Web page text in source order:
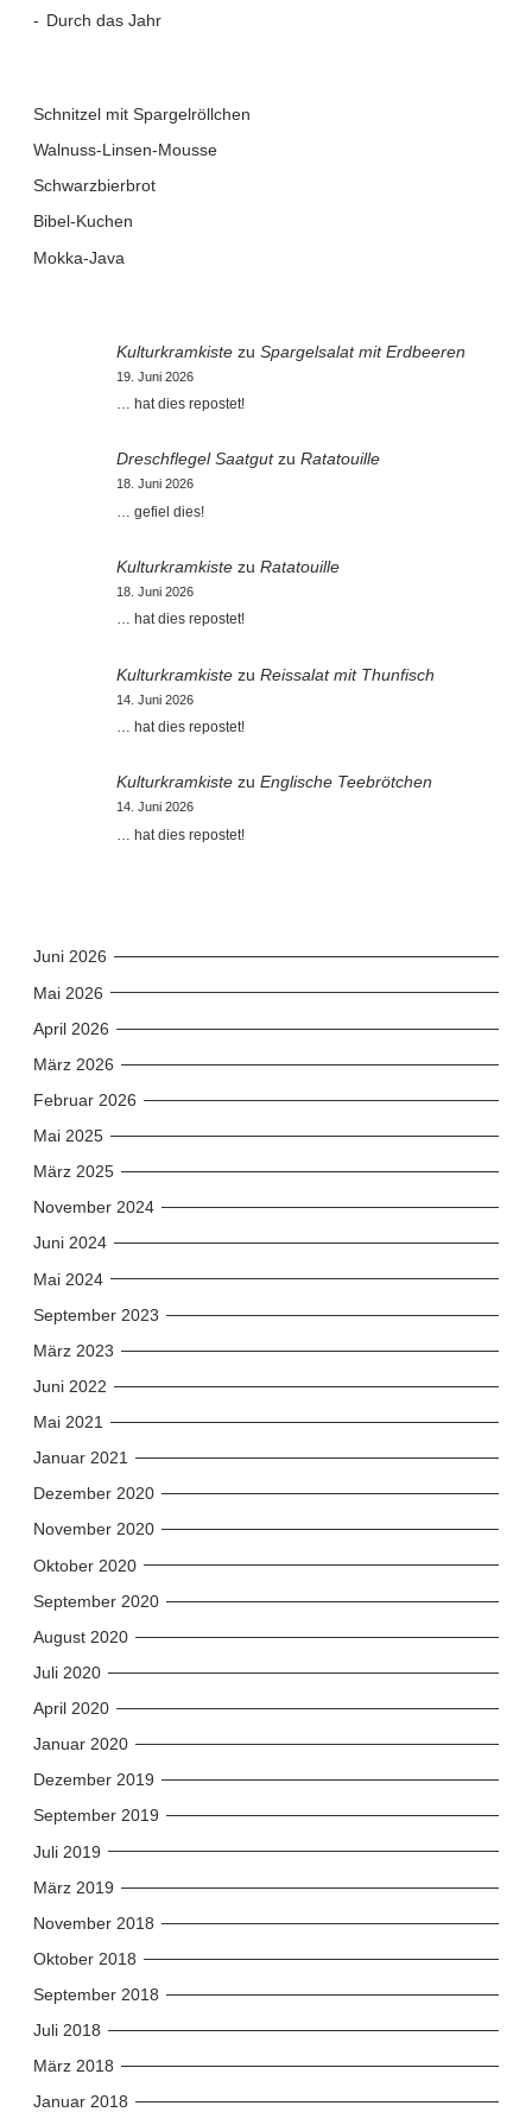
Durch das Jahr
Schnitzel mit Spargelröllchen
Walnuss-Linsen-Mousse
Schwarzbierbrot
Bibel-Kuchen
Mokka-Java
Kulturkramkiste zu Spargelsalat mit Erdbeeren
19. Juni 2026
… hat dies repostet!
Dreschflegel Saatgutzu Ratatouille
18. Juni 2026
… gefiel dies!
Kulturkramkiste zu Ratatouille
18. Juni 2026
… hat dies repostet!
Kulturkramkiste zu Reissalat mit Thunfisch
14. Juni 2026
… hat dies repostet!
Kulturkramkiste zu Englische Teebrötchen
14. Juni 2026
… hat dies repostet!
Juni 2026
Mai 2026
April 2026
März 2026
Februar 2026
Mai 2025
März 2025
November 2024
Juni 2024
Mai 2024
September 2023
März 2023
Juni 2022
Mai 2021
Januar 2021
Dezember 2020
November 2020
Oktober 2020
September 2020
August 2020
Juli 2020
April 2020
Januar 2020
Dezember 2019
September 2019
Juli 2019
März 2019
November 2018
Oktober 2018
September 2018
Juli 2018
März 2018
Januar 2018